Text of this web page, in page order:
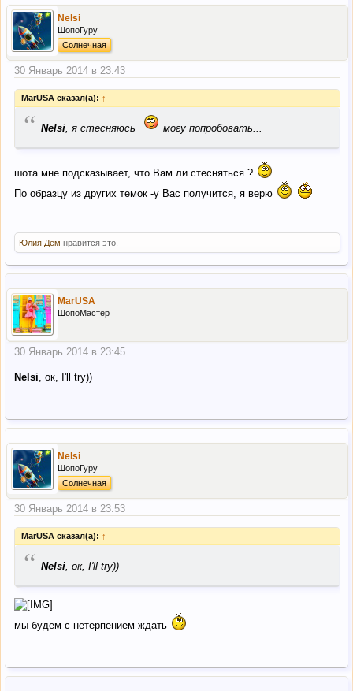
Nelsi
ШопоГуру
Солнечная
30 Январь 2014 в 23:43
MarUSA сказал(а): ↑
“ Nelsi, я стесняюсь могу попробовать...
шота мне подсказывает, что Вам ли стесняться ?
По образцу из других темок -у Вас получится, я верю
Юлия Дем нравится это.
MarUSA
ШопоМастер
30 Январь 2014 в 23:45
Nelsi , ок, I'll try))
Nelsi
ШопоГуру
Солнечная
30 Январь 2014 в 23:53
MarUSA сказал(а): ↑
“ Nelsi , ок, I'll try))
мы будем с нетерпением ждать